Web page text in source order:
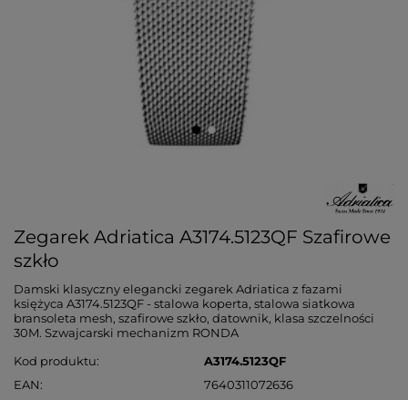
Zegarek Adriatica A3174.5123QF Szafirowe
szkło
Damski klasyczny elegancki zegarek Adriatica z fazami
księżyca A3174.5123QF - stalowa koperta, stalowa siatkowa
bransoleta mesh, szafirowe szkło, datownik, klasa szczelności
30M. Szwajcarski mechanizm RONDA
Kod produktu
A3174.5123QF
EAN
7640311072636